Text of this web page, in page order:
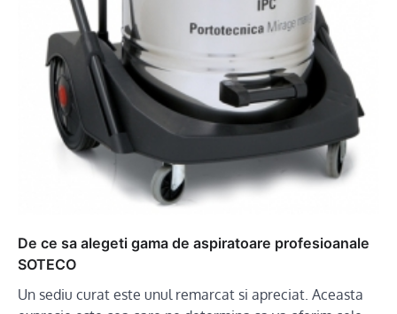
De ce sa alegeti gama de aspiratoare profesioanale
SOTECO
Un sediu curat este unul remarcat si apreciat. Aceasta